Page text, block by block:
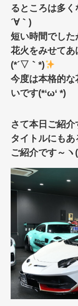
るところは多
´∀｀)
短い時間でし
花火をみせて
(*´▽｀*)
今度は本格的
いです(*‘ω‘ *)
さて本日ご紹介
タイトルにも
ご紹介です～ヽ